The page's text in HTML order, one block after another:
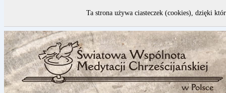
Ta strona używa ciasteczek (cookies), dzięki